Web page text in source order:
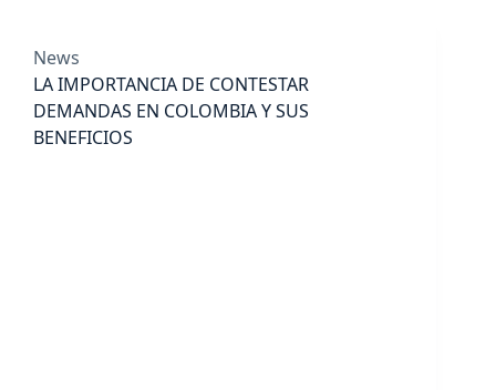
News
LA IMPORTANCIA DE CONTESTAR
DEMANDAS EN COLOMBIA Y SUS
BENEFICIOS